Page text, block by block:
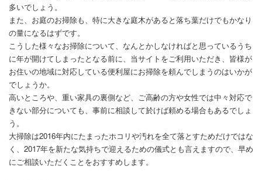
多いでしょう。
また、お庭のお掃除も、特に大きな庭木があると落ち葉だけでもかなり
の量になるはずです。
こうした様々なお掃除について、なんとかしなければと思っているうち
に年が開けてしまったとなる前に、当サイトをご利用いただき、皆様が
お住いの地域に対応している便利屋にお掃除を頼んでしまうのはいかが
でしょうか。
高いところや、重い家具の裏側など、ご高齢の方や女性では中々対応で
きない部分についても、事前に相談して於けば頼める場合もあるでしょ
う。
大掃除は2016年内にたまったホコリや汚れを全て落とすためだけではな
く、2017年を新たな気持ちで迎えるための儀式とも言えますので、早め
にご相談いただくことをおすすめします。